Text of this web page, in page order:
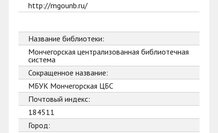
http://mgounb.ru/
Название библиотеки:
Мончегорская централизованная библиотечная
система
Сокращенное название:
МБУК Мончегорская ЦБС
Почтовый индекс:
184511
Город: